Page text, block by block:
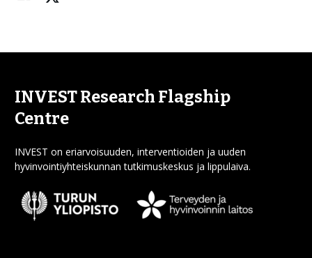
INVEST Research Flagship
Centre
INVEST on eriarvoisuuden, interventioiden ja uuden
hyvinvointiyhteiskunnan tutkimuskeskus ja lippulaiva.